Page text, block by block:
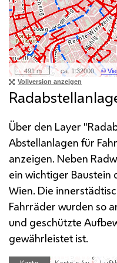
Über den Layer
Abstellanlagen für
anzeigen. Neben
ein wichtiger
Wien. Die
Fahrräder wurden so
und geschützte
gewährleistet ist.